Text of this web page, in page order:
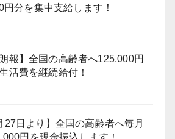
円分を集中支給します！
朗報】全国の高齢者へ125,000円
活費を継続給付！
27日より】全国の高齢者へ毎月
円を現金振込します！